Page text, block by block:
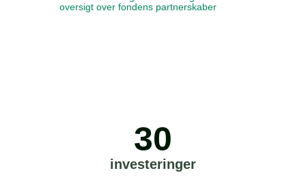
oversigt over fondens partnerskaber
30
investeringer